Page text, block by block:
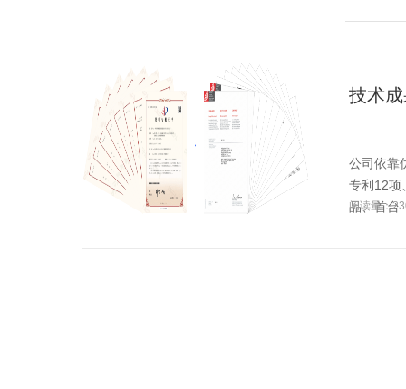
技术
公司依靠
专利12项
品、首台
阅读量：